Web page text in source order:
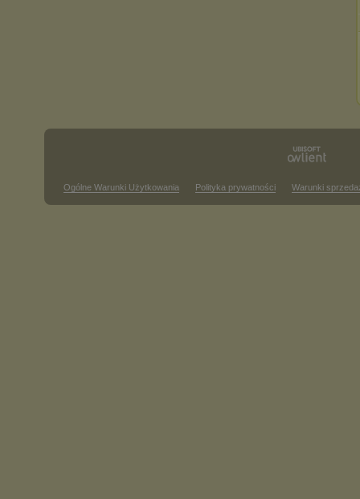
Ogólne Warunki Użytkowania Polityka prywatności Warunki